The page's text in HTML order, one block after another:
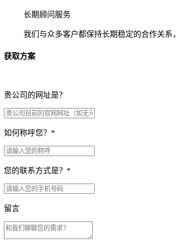
长期顾问服务
我们与众多客户都保持长期稳定的合作关系
获取方案
贵公司的网址是？
如何称呼您？ *
您的联系方式是？ *
留言